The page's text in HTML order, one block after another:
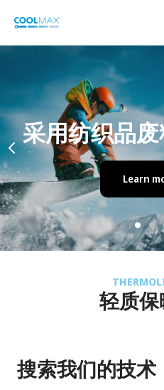
主
COOLMAX CloakFX™ 技术
COOLMAX®EcoMade 技
COOLMAX®ALL SEASON
COOLMAX® freshFX®技
PRO
LYCRA
LYCRA®
轮播 : - 上一页
采用纺织品
Learn
轻质
搜索我们的技术